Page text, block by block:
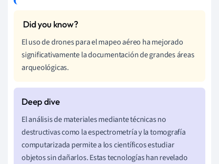
El uso de drones para el mapeo aéreo ha mejorado
significativamente la documentación de grandes áreas
arqueológicas.
El análisis de materiales mediante técnicas no
destructivas como la espectrometría y la tomografía
computarizada permite a los científicos estudiar
objetos sin dañarlos. Estas tecnologías han revelado